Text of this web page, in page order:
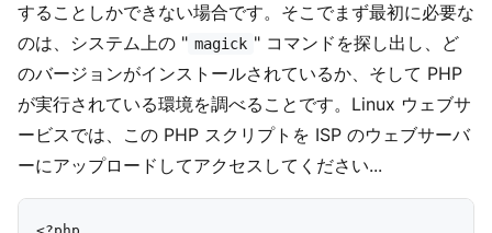
することしかできない場合です。そこでまず最初に必要な
のは、システム上の " magick " コマンドを探し出し、ど
のバージョンがインストールされているか、そして PHP
が実行されている環境を調べることです。Linux ウェブサ
ービスでは、この PHP スクリプトを ISP のウェブサーバ
ーにアップロードしてアクセスしてください...